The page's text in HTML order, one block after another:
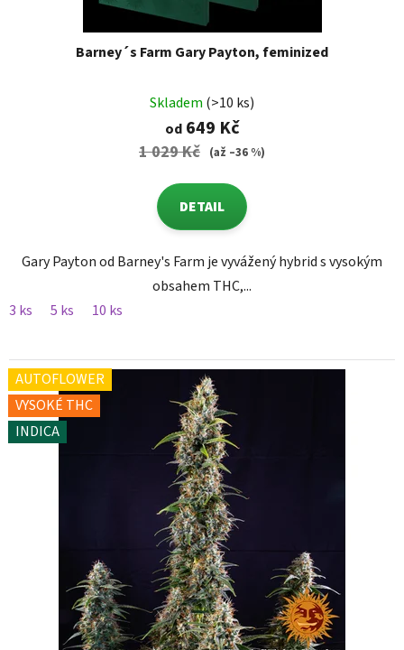
Barney´s Farm Gary Payton, feminized
Skladem (>10 ks)
od649 Kč
1 029 Kč (až –36 %)
DETAIL
Gary Payton od Barney's Farm je vyvážený hybrid s vysokým
obsahem THC,...
3 ks
5 ks 10 ks
AUTOFLOWER
VYSOKÉ THC
INDICA